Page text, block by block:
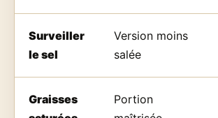
Surveiller
le sel
Version moins
salée
Graisses
Portion